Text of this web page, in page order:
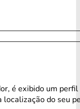
é exibido um perfil
localização do seu